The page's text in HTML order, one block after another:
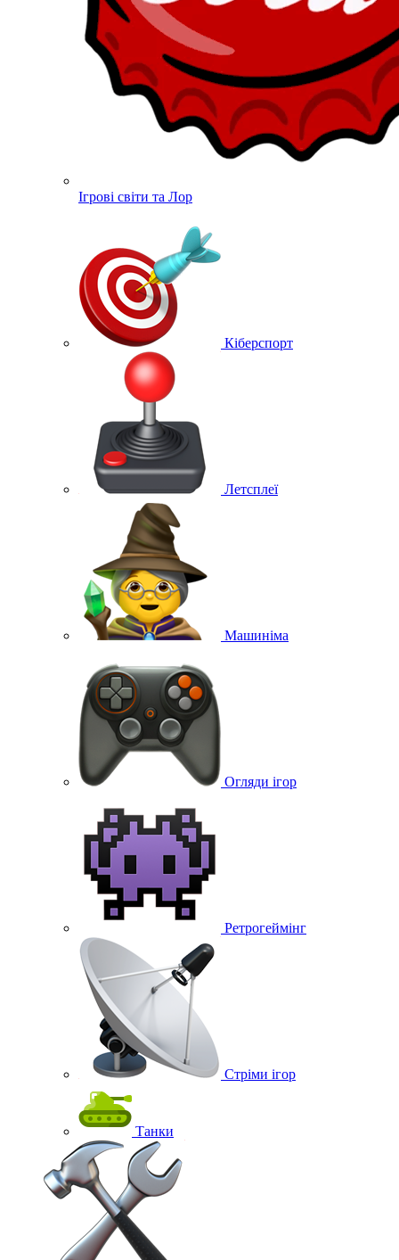
Ігрові світи та Лор
Кіберспорт
Летсплеї
Машиніма
Огляди ігор
Ретрогеймінг
Стріми ігор
Танки